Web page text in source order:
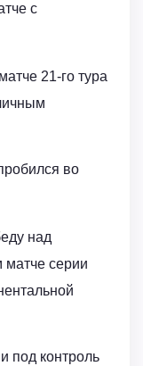
с
21-го тура
во
над
матче серии
под контроль